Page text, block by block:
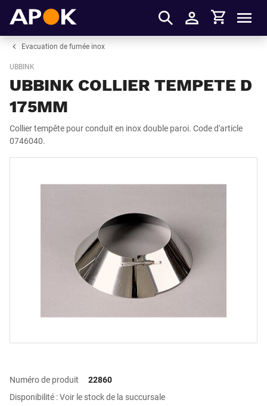
S'identifier
Panier
Evacuation de fumée inox
UBBINK
UBBINK COLLIER TEMPETE D
175MM
Collier tempête pour conduit en inox double paroi. Code d'article
0746040.
Numéro de produit
22860
Disponibilité : Voir le stock de la succursale